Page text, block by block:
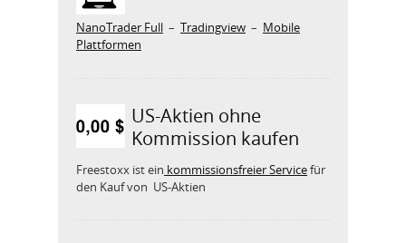
NanoTrader Full – Tradingview – Mobile
Plattformen
US-Aktien ohne
Kommission kaufen
Freestoxx ist ein kommissionsfreier Servicefür
den Kauf von US-Aktien